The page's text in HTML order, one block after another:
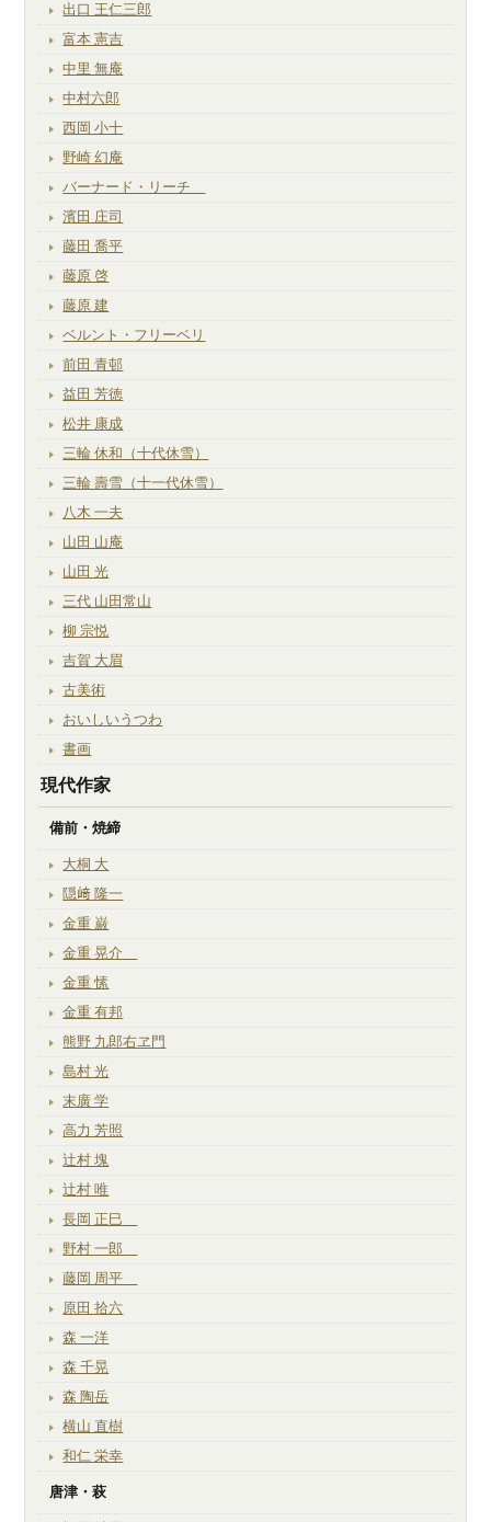
出口 王仁三郎
富本 憲吉
中里 無庵
中村六郎
西岡 小十
野崎 幻庵
バーナード・リーチ
濱田 庄司
藤田 喬平
藤原 啓
藤原 建
ベルント・フリーベリ
前田 青邨
益田 芳徳
松井 康成
三輪 休和（十代休雪）
三輪 壽雪（十一代休雪）
八木 一夫
山田 山庵
山田 光
三代 山田常山
柳 宗悦
吉賀 大眉
古美術
おいしいうつわ
書画
現代作家
備前・焼締
大桐 大
隠﨑 隆一
金重 巌
金重 晃介
金重 愫
金重 有邦
熊野 九郎右ヱ門
島村 光
末廣 学
高力 芳照
辻村 塊
辻村 唯
長岡 正巳
野村 一郎
藤岡 周平
原田 拾六
森 一洋
森 千晃
森 陶岳
横山 直樹
和仁 栄幸
唐津・萩